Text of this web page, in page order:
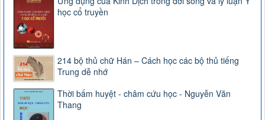
học cổ truyền
214 bộ thủ chữ Hán – Cách học các bộ thủ tiếng
Trung dễ nhớ
Thời bấm huyệt - châm cứu học - Nguyễn Văn
Thang